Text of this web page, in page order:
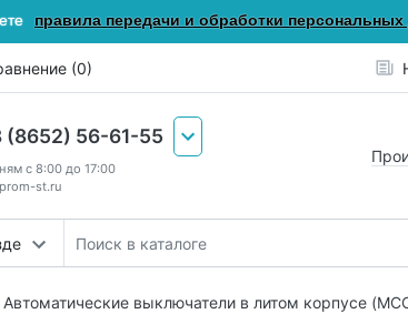
правила передачи и обработки
(0)
(8652) 56-61-55
с 8:00 до 17:00
st.ru
Автоматические выключатели в литом корпусе